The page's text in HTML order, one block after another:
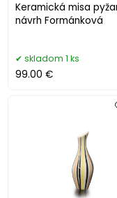
Keramická misa
návrh Formánková
skladom 1 ks
99.00 €